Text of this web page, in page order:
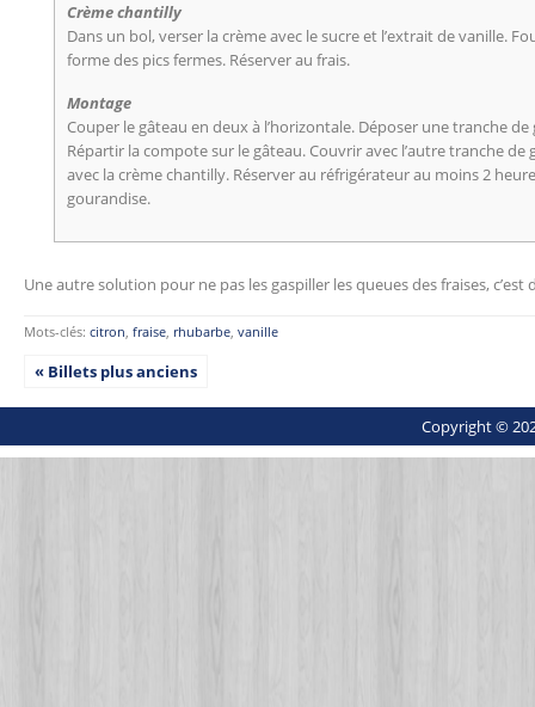
Crème chantilly
Dans un bol, verser la crème avec le sucre et l’extrait de vanille.
forme des pics fermes. Réserver au frais.
Montage
Couper le gâteau en deux à l’horizontale. Déposer une tranche
Répartir la compote sur le gâteau. Couvrir avec l’autre tranche
avec la crème chantilly. Réserver au réfrigérateur au moins 2
gourandise.
Une autre solution pour ne pas les gaspiller les queues des fraises, c’est
Mots-clés: citron, fraise, rhubarbe, vanille
« Billets plus anciens
Copyright ©